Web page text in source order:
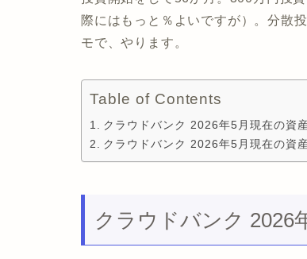
際にはもっと％よいですが）。分散
モで、やります。
Table of Contents
クラウドバンク 2026年5月現在の資
クラウドバンク 2026年5月現在の資
クラウドバンク 2026